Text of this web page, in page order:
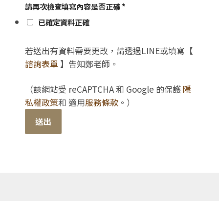
請再次檢查填寫內容是否正確*
已確定資料正確
若送出有資料需要更改，請透過LINE或填寫【
諮詢表單 】告知鄭老師。
（該網站受 reCAPTCHA 和 Google 的保護 隱
私權政策和 適用服務條款 。）
送出